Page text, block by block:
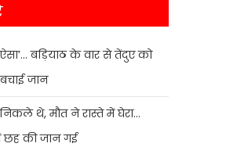
ऐसा’… बड़ियाठ के वार से तेंदुए को
जान
थे, मौत ने रास्ते में घेरा…
की जान गई